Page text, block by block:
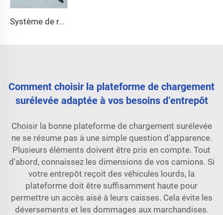
Système de retenue de camion
Comment choisir la plateforme de chargement
surélevée adaptée à vos besoins d’entrepôt
Choisir la bonne plateforme de chargement surélevée
ne se résume pas à une simple question d'apparence.
Plusieurs éléments doivent être pris en compte. Tout
d'abord, connaissez les dimensions de vos camions. Si
votre entrepôt reçoit des véhicules lourds, la
plateforme doit être suffisamment haute pour
permettre un accès aisé à leurs caisses. Cela évite les
déversements et les dommages aux marchandises.